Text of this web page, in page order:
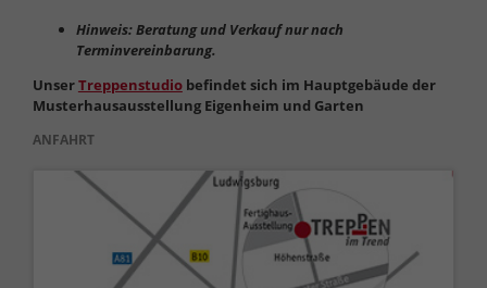
Hinweis: Beratung und Verkauf nur nach
Terminvereinbarung.
UnserTreppenstudiobefindet sich im Hauptgebäude der
Musterhausausstellung Eigenheim und Garten
ANFAHRT